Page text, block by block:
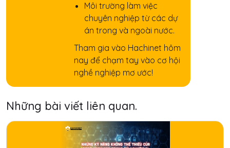
Môi trường làm việc
chuyên nghiệp từ các dự
án trong và ngoài nước.
Tham gia vào Hachinet hôm
nay để chạm tay vào cơ hội
nghề nghiệp mơ ước!
Những bài viết liên quan.